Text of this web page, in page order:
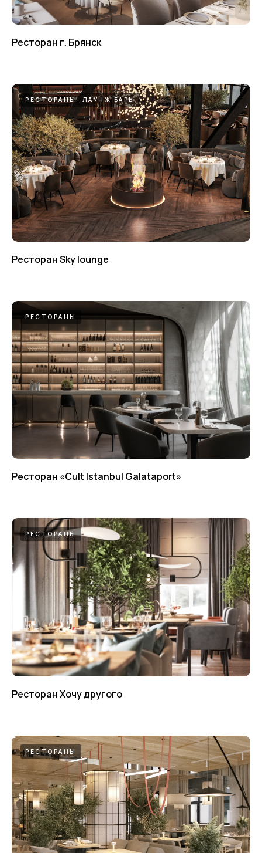
Ресторан г. Брянск
РЕСТОРАНЫ ЛАУНЖ БАРЫ
Ресторан Sky lounge
РЕСТОРАНЫ
Ресторан «Cult Istanbul Galataport»
РЕСТОРАНЫ
Ресторан Хочу другого
РЕСТОРАНЫ